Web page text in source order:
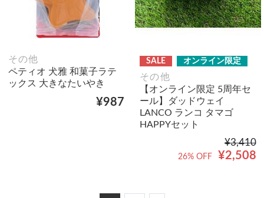
その他
ペティオ 犬雅 和菓子ラテ
ックス 大きなたいやき
¥987
SALE オンライン限定
その他
【オンライン限定 5周年セ
ール】ダッドウェイ
LANCO ランコ タマゴ
HAPPYセット
¥3,410
¥2,508
26% OFF